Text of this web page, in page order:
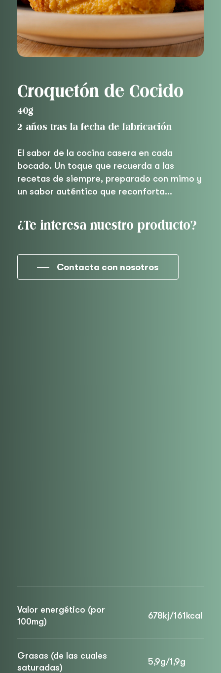
Croquetón de Cocido
40g
2 años tras la fecha de fabricación
El sabor de la cocina casera en cada
bocado. Un toque que recuerda a las
recetas de siempre, preparado con mimo y
un sabor auténtico que reconforta…
¿Te interesa nuestro producto?
Contacta con nosotros
Valor energético (por
100mg)
678kj/161kcal
Grasas (de las cuales
saturadas)
5,9g/1,9g